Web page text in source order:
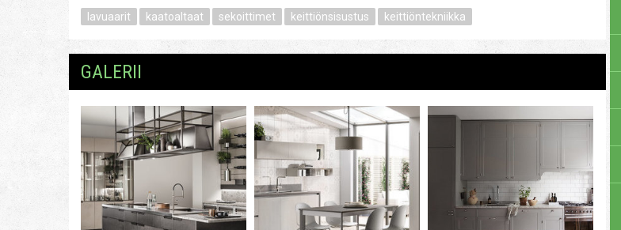
lavuaarit
kaatoaltaat sekoittimet keittiönsisustus keittiöntekniikka
GALERII